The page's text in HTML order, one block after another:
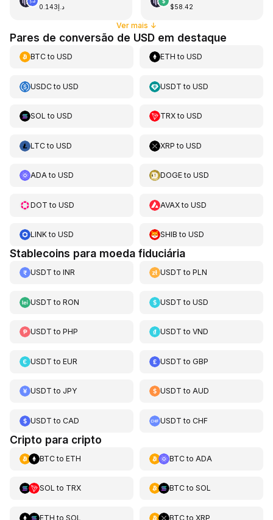
د.إ0.143 $58.42
Ver mais ↓
Pares de conversão de USD em destaque
BTCto USD ETH toUSD
USDCto USD USDT toUSD
SOL to USD TRXtoUSD
LTCto USD XRP toUSD
ADAto USD DOGEtoUSD
DOT to USD AVAXtoUSD
LINKto USD SHIB toUSD
Stablecoins para moeda fiduciária
USDT to INR USDT toPLN
USDT to RON USDT toUSD
USDT to PHP USDT toVND
USDT to EUR USDT toGBP
USDT to JPY USDT toAUD
USDT to CAD USDT toCHF
Cripto para cripto
BTCto ETH BTCto ADA
SOL to TRX BTCto SOL
ETH to SOL BTCto XRP